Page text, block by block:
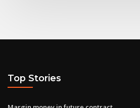
Top Stories